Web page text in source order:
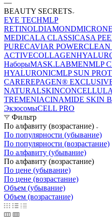
—
BEAUTY SECRETS
EYE TECHMLP
RETINOLDIAMOND
MEDICALA CLASSICASA
PURECAVIAR POWER
ACTIVECOLLAGEN
НаборыMASK.LABMENMLP
HYALURONICMLP SUN
CAREREPAGEN®
NATURAL
TREMENIACINAMIDE SKIN
ЭкзосомыCELL PRO
Фильтр
По алфавиту (возрастание)
По популярности (убывание)
По популярности (возрастание)
По алфавиту (убывание)
По алфавиту (возрастание)
По цене (убывание)
По цене (возрастание)
Объем (убывание)
Объем (возрастание)